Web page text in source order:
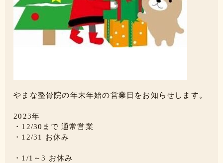
やまな整骨院の年末年始の営業日をお知らせします。
2023年
・12/30まで 通常営業
・12/31 お休み
・1/1～3 お休み